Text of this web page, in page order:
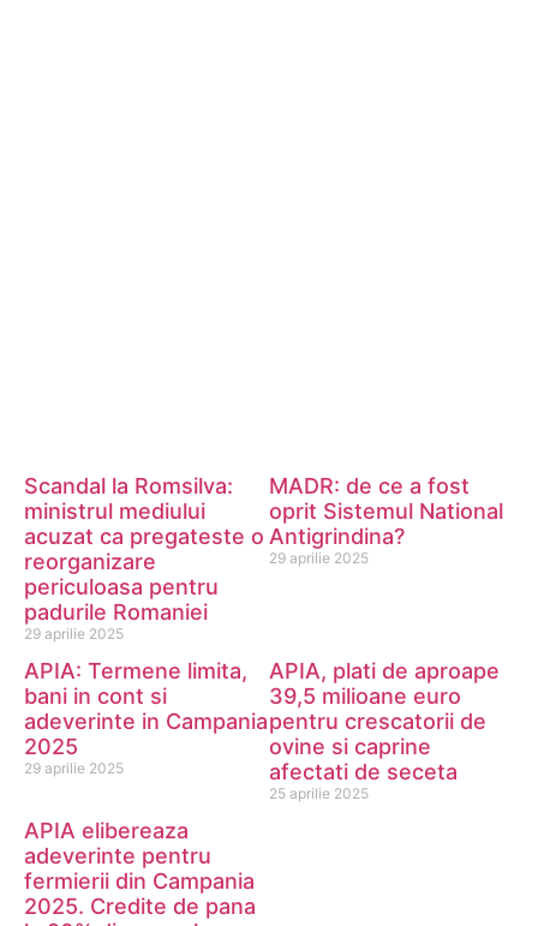
Scandal la Romsilva:
ministrul mediului
acuzat ca pregateste o
reorganizare
periculoasa pentru
padurile Romaniei
29 aprilie 2025
MADR: de ce a fost
oprit Sistemul National
Antigrindina?
29 aprilie 2025
APIA: Termene limita,
bani in cont si
adeverinte in Campania
2025
29 aprilie 2025
APIA, plati de aproape
39,5 milioane euro
pentru crescatorii de
ovine si caprine
afectati de seceta
25 aprilie 2025
APIA elibereaza
adeverinte pentru
fermierii din Campania
2025. Credite de pana